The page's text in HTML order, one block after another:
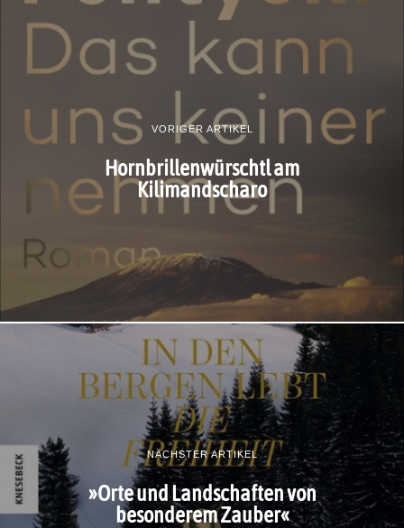
VORIGER ARTIKEL
Hornbrillenwürschtl am
Kilimandscharo
NÄCHSTER ARTIKEL
»Orte und Landschaften von
besonderem Zauber«